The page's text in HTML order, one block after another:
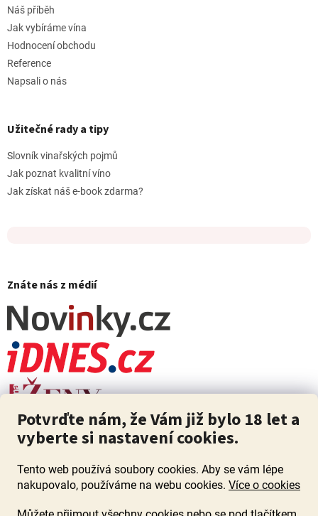
Potvrďte nám, že Vám již bylo 18 let a
vyberte si nastavení cookies.
Tento web používá soubory cookies. Aby se vám lépe
nakupovalo, používáme na webu cookies. Více o cookies
Náš příběh
Jak vybíráme vína
Hodnocení obchodu
Reference
Napsali o nás
Užitečné rady a tipy
Slovník vinařských pojmů
Jak poznat kvalitní víno
Jak získat náš e-book zdarma?
Znáte nás z médií